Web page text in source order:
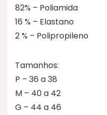
82% – Poliamida
16 % – Elastano
2 % – Polipropileno
Tamanhos:
P – 36 a 38
M – 40 a 42
G – 44 a 46